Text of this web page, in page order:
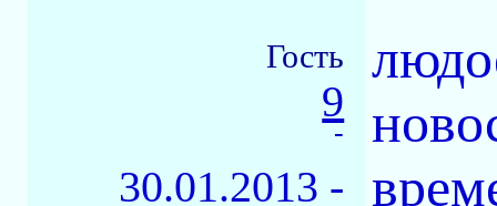
Гость
9
-
30.01.2013 -